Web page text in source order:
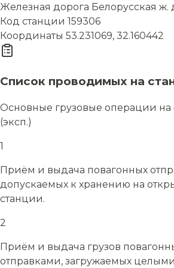
Железная дорога Белорусская ж.
Код станции 159306
Координаты 53.231069, 32.160442
Список проводимых на
Основные грузовые операции на
(эксп.)
1
Приём и выдача повагонных
допускаемых к хранению на
станции.
2
Приём и выдача грузов
отправками, загружаемых